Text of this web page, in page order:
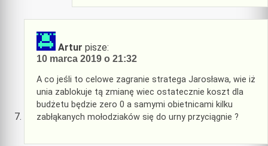
Artur pisze:
10 marca 2019 o 21:32
A co jeśli to celowe zagranie stratega Jarosława, wie iż
unia zablokuje tą zmianę wiec ostatecznie koszt dla
budżetu będzie zero 0 a samymi obietnicami kilku
zabłąkanych mołodziaków się do urny przyciągnie ?